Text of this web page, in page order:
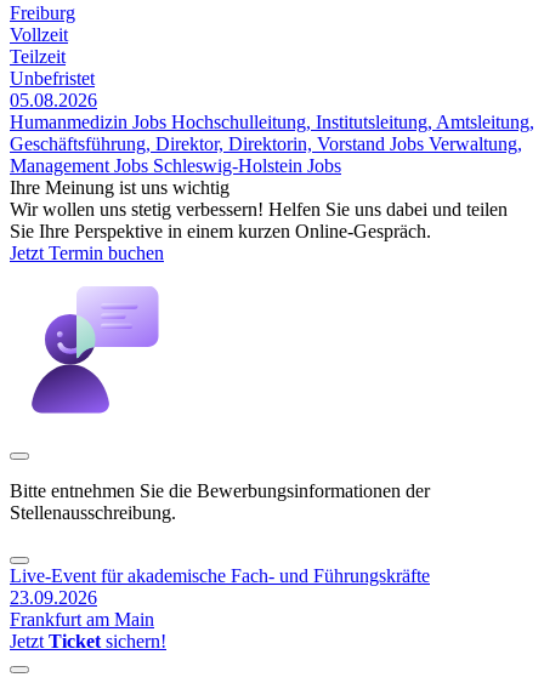
Freiburg
Vollzeit
Teilzeit
Unbefristet
05.08.2026
Humanmedizin Jobs Hochschulleitung, Institutsleitung, Amtsleitung,
Geschäftsführung, Direktor, Direktorin, Vorstand Jobs Verwaltung,
Management Jobs Schleswig-Holstein Jobs
Ihre Meinung ist uns wichtig
Wir wollen uns stetig verbessern! Helfen Sie uns dabei und teilen
Sie Ihre Perspektive in einem kurzen Online-Gespräch.
Jetzt Termin buchen
Bitte entnehmen Sie die Bewerbungsinformationen der
Stellenausschreibung.
Live-Event für akademische Fach- und Führungskräfte
23.09.2026
Frankfurt am Main
Jetzt Ticket sichern!